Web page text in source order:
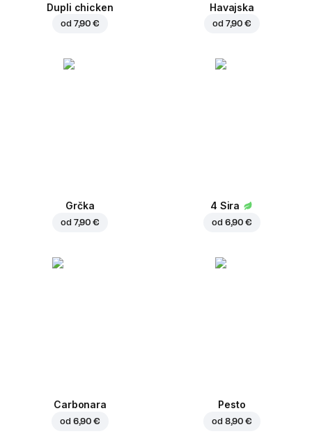
Dupli chicken
od 7,90 €
Havajska
od 7,90 €
Grčka
od 7,90 €
4 Sira
od 6,90 €
Carbonara
od 6,90 €
Pesto
od 8,90 €